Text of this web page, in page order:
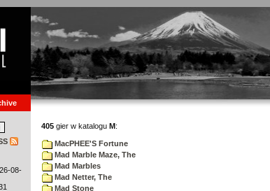
08-
405 gier w katalogu M:
MacPHEE'S Fortune
Mad Marble Maze, The
Mad Marbles
Mad Netter, The
Mad Stone